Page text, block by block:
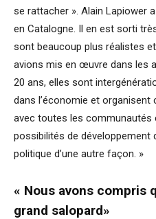
se rattacher ». Alain Lapiower
en Catalogne. Il en est sorti
sont beaucoup plus réalistes
avions mis en œuvre dans les
20 ans, elles sont
dans l’économie et
avec toutes les communautés
possibilités de développement
politique d’une autre façon. »
« Nous avons compris
grand salopard»